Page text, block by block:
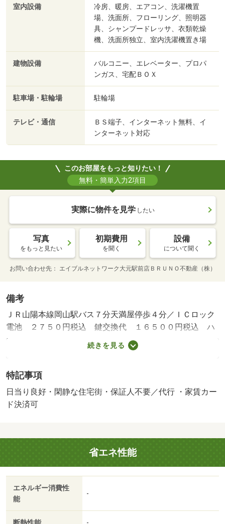
室内設備
冷房、暖房、エアコン、洗濯機置
場、洗面所、フローリング、照明器
具、シャンプードレッサ、衣類乾燥
機、洗面所独立、室内洗濯機置き場
建物設備
バルコニー、エレベーター、プロパ
ンガス、宅配ＢＯＸ
駐車場・駐輪場 駐輪場
テレビ・通信
ＢＳ端子、インターネット無料、イ
ンターネット対応
このお部屋をもっと知りたい！
無料・簡単入力2項目
実際に物件を見学 したい
写真
をもっと見たい
初期費用
を聞く
設備
について聞く
お問い合わせ先 エイブルネットワーク大元駅前店ＢＲＵＮＯ不動産（株）
備考
ＪＲ山陽本線岡山駅バス７分天満屋停歩４分／ＩＣロック
電池 ２７５０円税込 鍵交換代 １６５００円税込 ハ
ウスクリーニング ７１５００円税込／更新料 １ヶ月／
保証会社利用必：初回契約時：３５，０００円、月額：
バルコニー／エアコン／ガスコンロ対応／クロゼット／フ
ローリング／シャワー付洗面台／ＴＶインターホン／浴室
乾燥機／オートロック／室内洗濯置／陽当り良好／シュー
駐輪場／宅配ボックス／閑静な住宅地／敷金不要／３口以
上コンロ／対面式キッチン／防犯カメラ／照明付／オート
バス／グリル付／保証人不要／２４時間緊急通報システム
／カードキー／全居室フローリング／玄関ホール／ネット
使用料不要／クロゼット２ヶ所／平坦地／３駅以上利用可
／３沿線以上利用可／駅徒歩５分以内／敷地内ごみ置き場
続きを見る
特記事項
日当り良好・閑静な住宅街・保証人不要／代行 ・家賃カー
ド決済可
省エネ性能
エネルギー消費性
能
-